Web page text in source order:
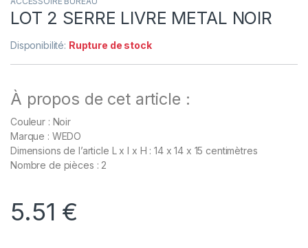
LOT 2 SERRE LIVRE METAL NOIR
Disponibilité: Rupture de stock
À propos de cet article :
Couleur : Noir
Marque : WEDO
Dimensions de l’article L x l x H : 14 x 14 x 15 centimètres
Nombre de pièces : 2
5.51 €